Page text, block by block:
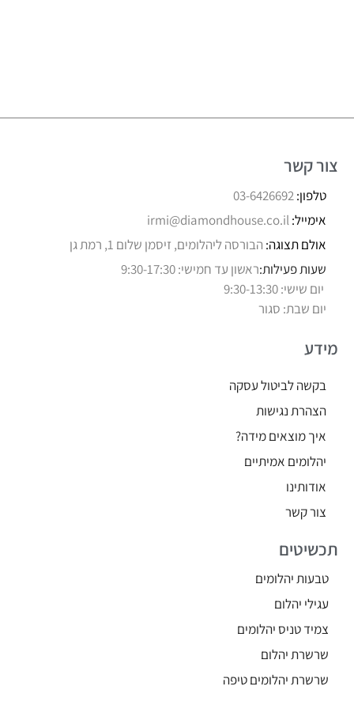
צור קשר
טלפון:03-6426692
אימייל:irmi@diamondhouse.co.il
אולם תצוגה: הבורסה ליהלומים, זיסמן שלום 1, רמת גן
שעות פעילות:ראשון עד חמישי: 9:30-17:30
יום שישי: 9:30-13:30
יום שבת: סגור
מידע
בקשה לביטול עסקה
הצהרת נגישות
איך מוצאים מידה?
יהלומים אמיתיים
אודותינו
צור קשר
תכשיטים
טבעות יהלומים
עגילי יהלום
צמיד טניס יהלומים
שרשרת יהלום
שרשרת יהלומים טיפה